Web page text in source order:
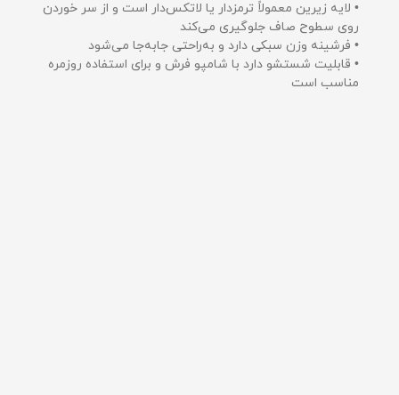
• لایه زیرین معمولاً ترمزدار یا لاتکس‌دار است و از سر خوردن
روی سطوح صاف جلوگیری می‌کند
• فرشینه وزن سبکی دارد و به‌راحتی جابه‌جا می‌شود
• قابلیت شستشو دارد با شامپو فرش و برای استفاده روزمره
مناسب است